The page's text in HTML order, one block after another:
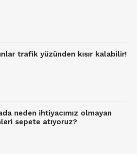
trafik yüzünden kısır kalabilir!
neden ihtiyacımız olmayan
sepete atıyoruz?